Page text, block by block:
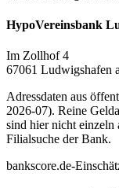
HypoVereinsbank
Im Zollhof 4
67061 Ludwigshafen
Adressdaten aus
2026-07). Reine
sind hier nicht
Filialsuche der Bank.
bankscore.de-